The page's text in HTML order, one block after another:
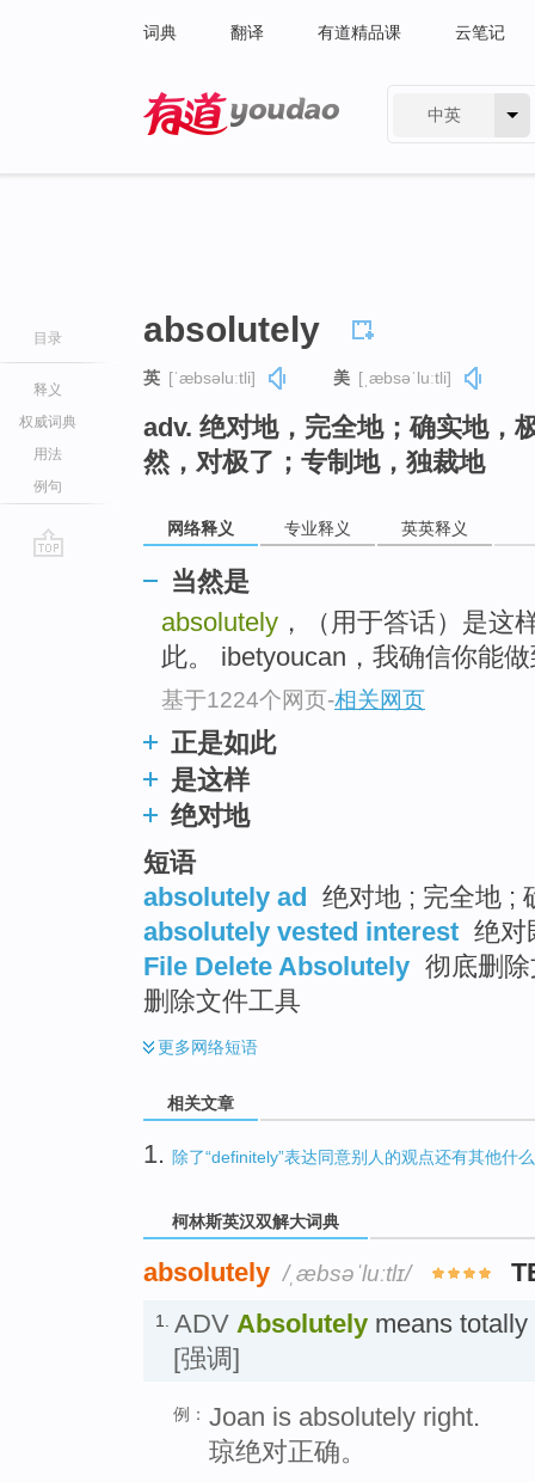
词典 翻译 有道精品课 云笔记
中英
目录
释义
权威词典
用法
例句
absolutely
英 [ˈæbsəluːtli] 美 [ˌæbsəˈluːtli]
adv. 绝对地，完全地；确实地，
然，对极了；专制地，独裁地
网络释义 专业释义 英英释义
当然是
absolutely ，（用于答话）是这
此。 ibetyoucan，我确信你能
基于1224个网页-相关网页
正是如此
是这样
绝对地
短语
absolutely ad 绝对地 ; 完全地 ;
absolutely vested interest 绝对
File Delete Absolutely 彻底删
删除文件工具
更多网络短语
相关文章
1. 除了“definitely”表达同意别人的观点还有其他什
柯林斯英汉双解大词典
absolutely /ˌæbsəˈluːtlɪ/
1. ADV Absolutely means
[强调]
例： Joan is absolutely right.
琼绝对正确。